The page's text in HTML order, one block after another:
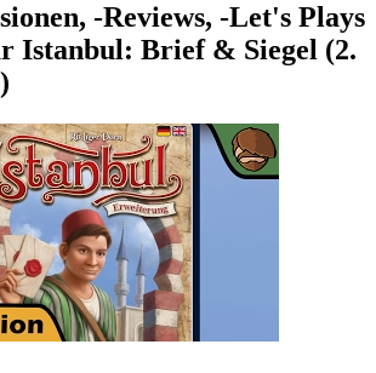
-Reviews, -Let's Plays
Istanbul: Brief & Siegel (2.